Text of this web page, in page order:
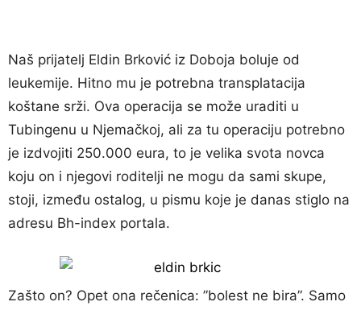
Naš prijatelj Eldin Brković iz Doboja boluje od
leukemije. Hitno mu je potrebna transplatacija
koštane srži. Ova operacija se može uraditi u
Tubingenu u Njemačkoj, ali za tu operaciju potrebno
je izdvojiti 250.000 eura, to je velika svota novca
koju on i njegovi roditelji ne mogu da sami skupe,
stoji, između ostalog, u pismu koje je danas stiglo na
adresu Bh-index portala.
Zašto on? Opet ona rečenica: ”bolest ne bira”. Samo